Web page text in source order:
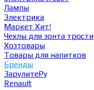
Лампы
Электрика
Маркет Хит!
Чехлы для зонта трости
Хозтовары
Товары для напитков
Бренды
ЗарулитеРу
Renault